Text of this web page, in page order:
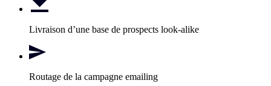
Livraison d’une base de prospects look-alike
Routage de la campagne emailing